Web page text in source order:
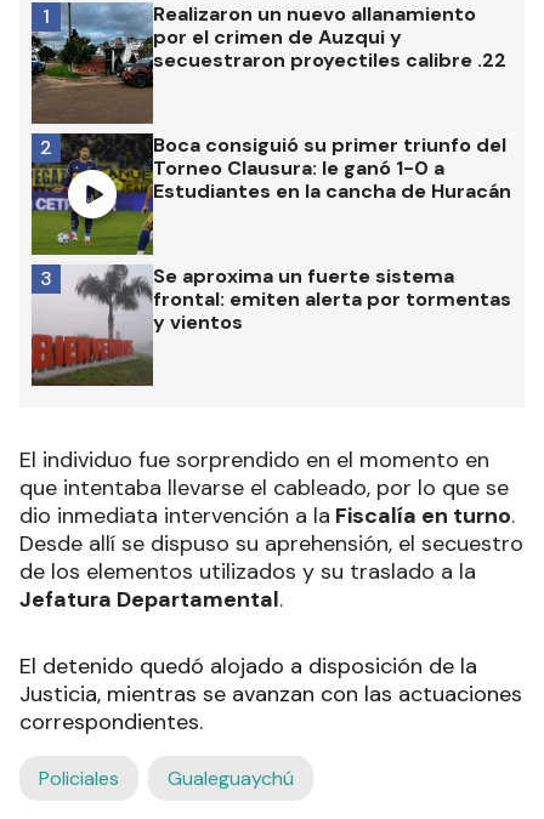
Realizaron un nuevo allanamiento
por el crimen de Auzqui y
secuestraron proyectiles calibre .22
1
Boca consiguió su primer triunfo del
Torneo Clausura: le ganó 1-0 a
Estudiantes en la cancha de Huracán
2
Se aproxima un fuerte sistema
frontal: emiten alerta por tormentas
y vientos
3
El individuo fue sorprendido en el momento en
que intentaba llevarse el cableado, por lo que se
dio inmediata intervención a la Fiscalía en turno.
Desde allí se dispuso su aprehensión, el secuestro
de los elementos utilizados y su traslado a la
Jefatura Departamental.
El detenido quedó alojado a disposición de la
Justicia, mientras se avanzan con las actuaciones
correspondientes.
Policiales Gualeguaychú